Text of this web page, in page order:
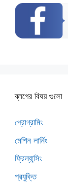
ব্লগের বিষয় গুলো
প্রোগ্রামিং
মেশিন লার্নিং
ফ্রিল্যান্সিং
প্রযুক্তি